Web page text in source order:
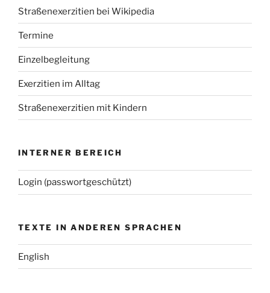
Straßenexerzitien bei Wikipedia
Termine
Einzelbegleitung
Exerzitien im Alltag
Straßenexerzitien mit Kindern
INTERNER BEREICH
Login (passwortgeschützt)
TEXTE IN ANDEREN SPRACHEN
English